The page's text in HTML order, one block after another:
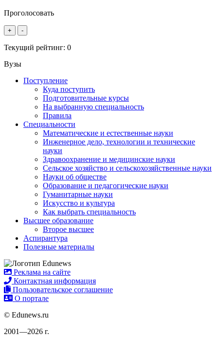
Проголосовать
+ -
Текущий рейтинг: 0
Вузы
Поступление
Куда поступить
Подготовительные курсы
На выбранную специальность
Правила
Специальности
Математические и естественные науки
Инженерное дело, технологии и технические
науки
Здравоохранение и медицинские науки
Сельское хозяйство и сельскохозяйственные науки
Науки об обществе
Образование и педагогические науки
Гуманитарные науки
Искусство и культура
Как выбрать специальность
Высшее образование
Второе высшее
Аспирантура
Полезные материалы
Реклама на сайте
Контактная информация
Пользовательское соглашение
О портале
© Edunews.ru
2001—2026 г.